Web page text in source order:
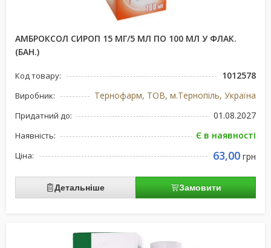
АМБРОКСОЛ СИРОП 15 МГ/5 МЛ ПО 100 МЛ У ФЛАК.
(БАН.)
Код товару: 1012578
Виробник: Тернофарм, ТОВ, м.Тернопіль, Україна
Придатний до: 01.08.2027
Наявність: Є в наявності
Ціна: 63,00 грн
Детальніше Замовити